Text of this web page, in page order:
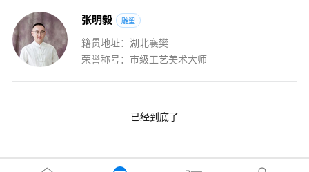
张明毅 雕塑
籍贯地址：湖北襄樊
荣誉称号：市级工艺美术大师
已经到底了